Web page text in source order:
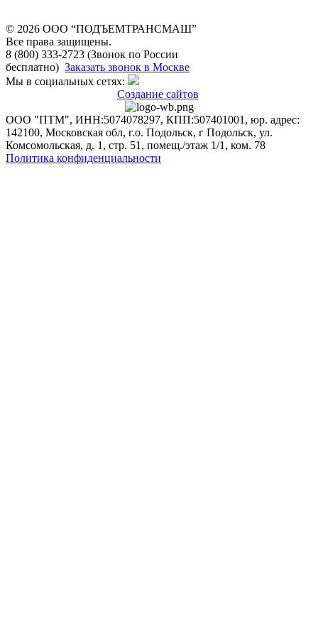
© 2026 OOO “ПОДЪЕМТРАНСМАШ”
Все права защищены.
8 (800) 333-2723 (Звонок по России
бесплатно) Заказать звонок в Москве
Мы в социальных сетях:
Создание сайтов
ООО "ПТМ", ИНН:5074078297, КПП:507401001, юр. адрес:
142100, Московская обл, г.о. Подольск, г Подольск, ул.
Комсомольская, д. 1, стр. 51, помещ./этаж 1/1, ком. 78
Политика конфиденциальности